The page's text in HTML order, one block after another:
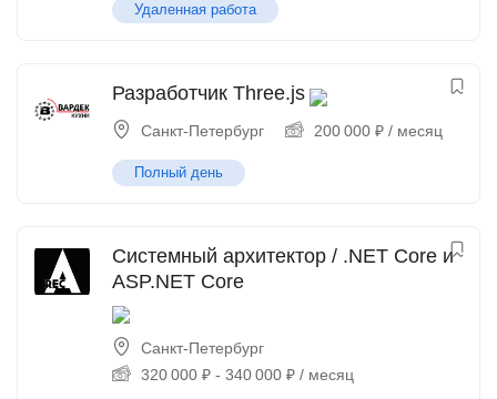
Удаленная работа
Разработчик Three.js
Санкт-Петербург 200 000 ₽ / месяц
Полный день
Системный архитектор / .NET Core и
ASP.NET Core
Санкт-Петербург
320 000 ₽ - 340 000 ₽ / месяц